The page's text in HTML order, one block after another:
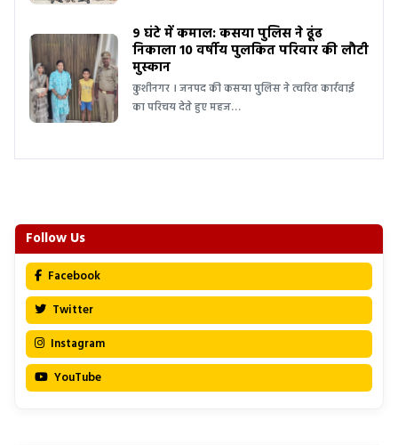
9 घंटे में कमाल: कसया पुलिस ने ढूंढ
निकाला 10 वर्षीय पुलकित परिवार की लौटी
मुस्कान
कुशीनगर । जनपद की कसया पुलिस ने त्वरित कार्रवाई
का परिचय देते हुए महज…
Follow Us
Facebook
Twitter
Instagram
YouTube